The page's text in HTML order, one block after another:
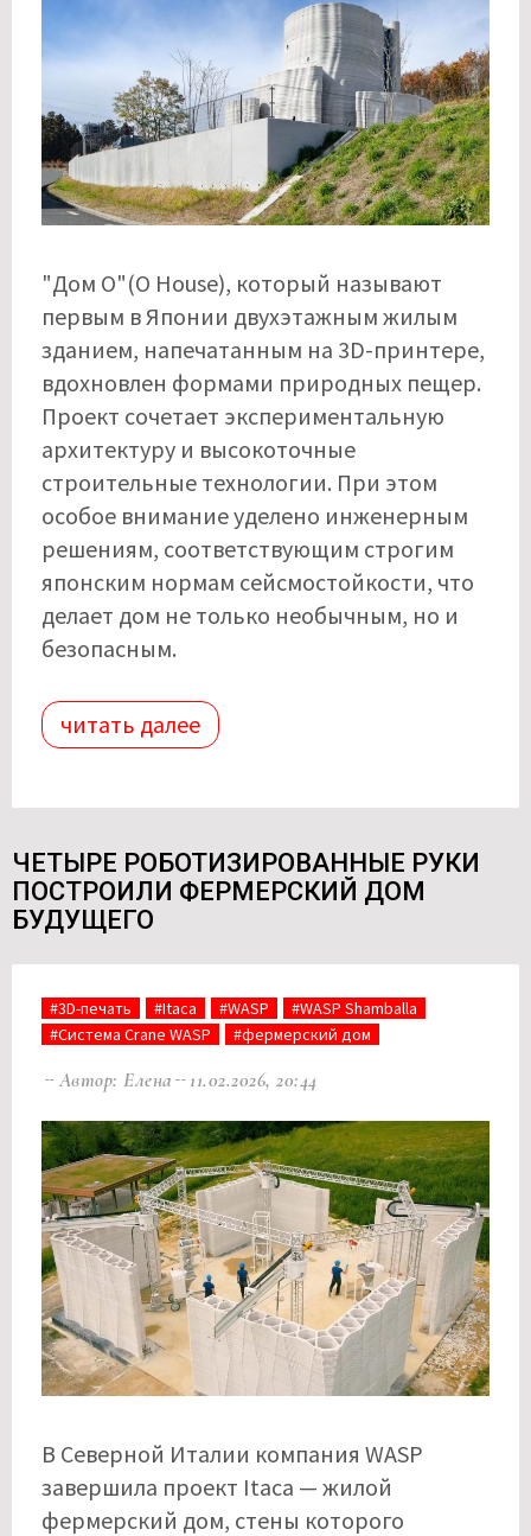
"Дом O"(O House), который называют
первым в Японии двухэтажным жилым
зданием, напечатанным на 3D-принтере,
вдохновлен формами природных пещер.
Проект сочетает экспериментальную
архитектуру и высокоточные
строительные технологии. При этом
особое внимание уделено инженерным
решениям, соответствующим строгим
японским нормам сейсмостойкости, что
делает дом не только необычным, но и
безопасным.
читать далее
ЧЕТЫРЕ РОБОТИЗИРОВАННЫЕ РУКИ
ПОСТРОИЛИ ФЕРМЕРСКИЙ ДОМ
БУДУЩЕГО
#3D-печать #Itaca #WASP
#WASP Shamballa
#Система Crane WASP
#фермерский дом
Автор: Елена 11.02.2026, 20:44
В Северной Италии компания WASP
завершила проект Itaca — жилой
фермерский дом, стены которого